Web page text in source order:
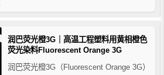
润巴荧光橙3G｜高温工程塑料用黄相橙色
荧光染料Fluorescent Orange 3G
润巴荧光橙3G（Fluorescent Orange 3G）